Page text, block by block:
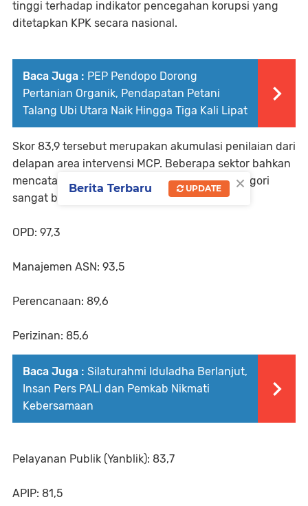
tinggi terhadap indikator pencegahan korupsi yang
ditetapkan KPK secara nasional.
Baca Juga : PEP Pendopo Dorong
Pertanian Organik, Pendapatan Petani
Talang Ubi Utara Naik Hingga Tiga Kali Lipat
Skor 83,9 tersebut merupakan akumulasi penilaian dari
delapan area intervensi MCP. Beberapa sektor bahkan
mencatat nilai dominan dan berada pada kategori
sangat baik, antara lain:
OPD: 97,3
Manajemen ASN: 93,5
Perencanaan: 89,6
Perizinan: 85,6
Baca Juga : Silaturahmi Iduladha Berlanjut,
Insan Pers PALI dan Pemkab Nikmati
Kebersamaan
Pelayanan Publik (Yanblik): 83,7
APIP: 81,5
×
Berita Terbaru UPDATE